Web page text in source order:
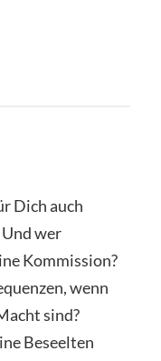
Dich auch
wer
Kommission?
wenn
sind?
Beseelten